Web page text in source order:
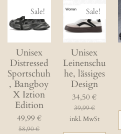
Sale!
Unisex
Distressed
Sportschuh
, Bangboy
X Iztion
Edition
49,99 €
58,90 €
Sale!
Unisex
Leinenschu
he, lässiges
Design
34,50 €
39,99 €
inkl. MwSt